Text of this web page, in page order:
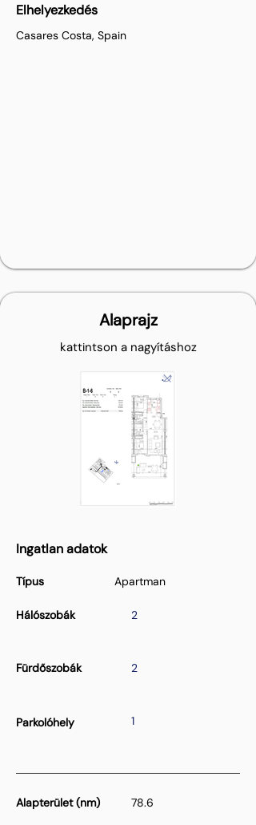
Elhelyezkedés
Casares Costa, Spain
Alaprajz
kattintson a nagyításhoz
Ingatlan adatok
Típus
Hálószobák
Apartman
2
Fürdőszobák 2
Parkolóhely 1
Alapterület (nm) 78.6